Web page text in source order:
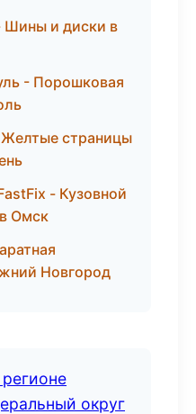
Шины и диски в
- Порошковая
страницы
- Кузовной
Омск
Новгород
округ